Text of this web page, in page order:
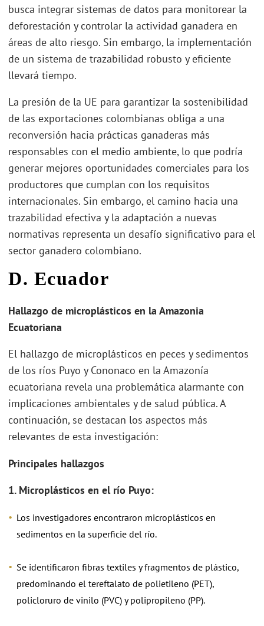
busca integrar sistemas de datos para monitorear la
deforestación y controlar la actividad ganadera en
áreas de alto riesgo. Sin embargo, la implementación
de un sistema de trazabilidad robusto y eficiente
llevará tiempo.
La presión de la UE para garantizar la sostenibilidad
de las exportaciones colombianas obliga a una
reconversión hacia prácticas ganaderas más
responsables con el medio ambiente, lo que podría
generar mejores oportunidades comerciales para los
productores que cumplan con los requisitos
internacionales. Sin embargo, el camino hacia una
trazabilidad efectiva y la adaptación a nuevas
normativas representa un desafío significativo para el
sector ganadero colombiano.
D. Ecuador
Hallazgo de microplásticos en la Amazonia
Ecuatoriana
El hallazgo de microplásticos en peces y sedimentos
de los ríos Puyo y Cononaco en la Amazonía
ecuatoriana revela una problemática alarmante con
implicaciones ambientales y de salud pública. A
continuación, se destacan los aspectos más
relevantes de esta investigación:
Principales hallazgos
1. Microplásticos en el río Puyo:
Los investigadores encontraron microplásticos en
sedimentos en la superficie del río.
Se identificaron fibras textiles y fragmentos de plástico,
predominando el tereftalato de polietileno (PET),
policloruro de vinilo (PVC) y polipropileno (PP).